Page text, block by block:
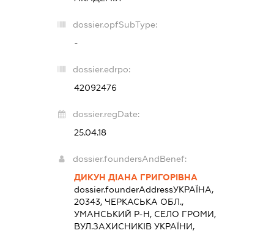
dossier.opfSubType:
-
dossier.edrpo:
42092476
dossier.regDate:
25.04.18
dossier.foundersAndBenef:
ДИКУН ДІАНА ГРИГОРІВНА
dossier.founderAddressУКРАЇНА,
20343, ЧЕРКАСЬКА ОБЛ.,
УМАНСЬКИЙ Р-Н, СЕЛО ГРОМИ,
ВУЛ.ЗАХИСНИКІВ УКРАЇНИ,